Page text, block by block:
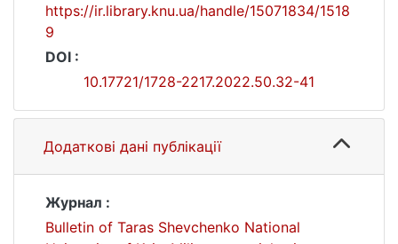
https://ir.library.knu.ua/handle/15071834/1518
9
DOI :
10.17721/1728-2217.2022.50.32-41
Додаткові дані публікації
Журнал :
Bulletin of Taras Shevchenko National